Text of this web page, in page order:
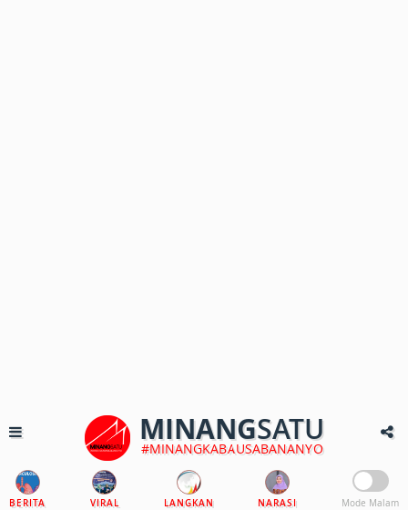
MINANGSATU
#MINANGKABAUSABANANYO
BERITA VIRAL LANGKAN NARASI Mode Malam